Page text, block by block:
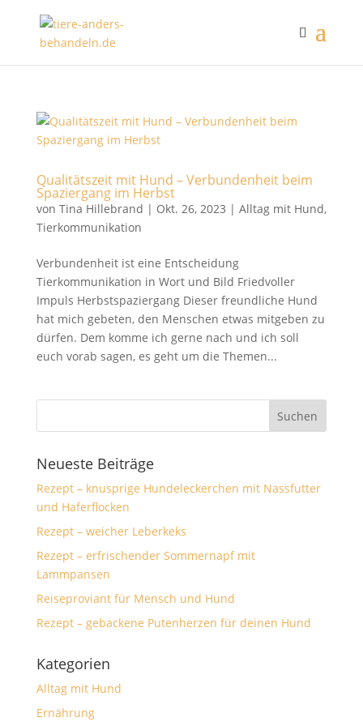
Qualitätszeit mit Hund – Verbundenheit beim
Spaziergang im Herbst
von Tina Hillebrand | Okt. 26, 2023 | Alltag mit Hund,
Tierkommunikation
Verbundenheit ist eine Entscheidung
Tierkommunikation in Wort und Bild Friedvoller
Impuls Herbstspaziergang Dieser freundliche Hund
hat mich gebeten, den Menschen etwas mitgeben zu
dürfen. Dem komme ich gerne nach und ich soll
euch vorab sagen, es geht um die Themen...
Neueste Beiträge
Rezept – knusprige Hundeleckerchen mit Nassfutter
und Haferflocken
Rezept – weicher Leberkeks
Rezept – erfrischender Sommernapf mit
Lammpansen
Reiseproviant für Mensch und Hund
Rezept – gebackene Putenherzen für deinen Hund
Kategorien
Alltag mit Hund
Ernährung